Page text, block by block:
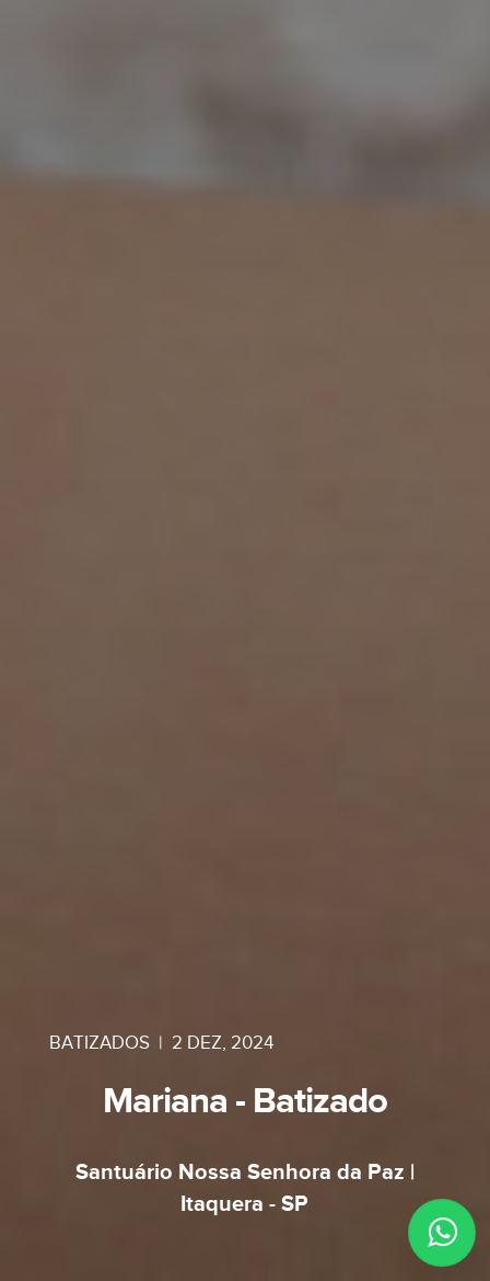
BATIZADOS| 2 DEZ, 2024
Mariana - Batizado
Santuário Nossa Senhora da Paz |
Itaquera - SP